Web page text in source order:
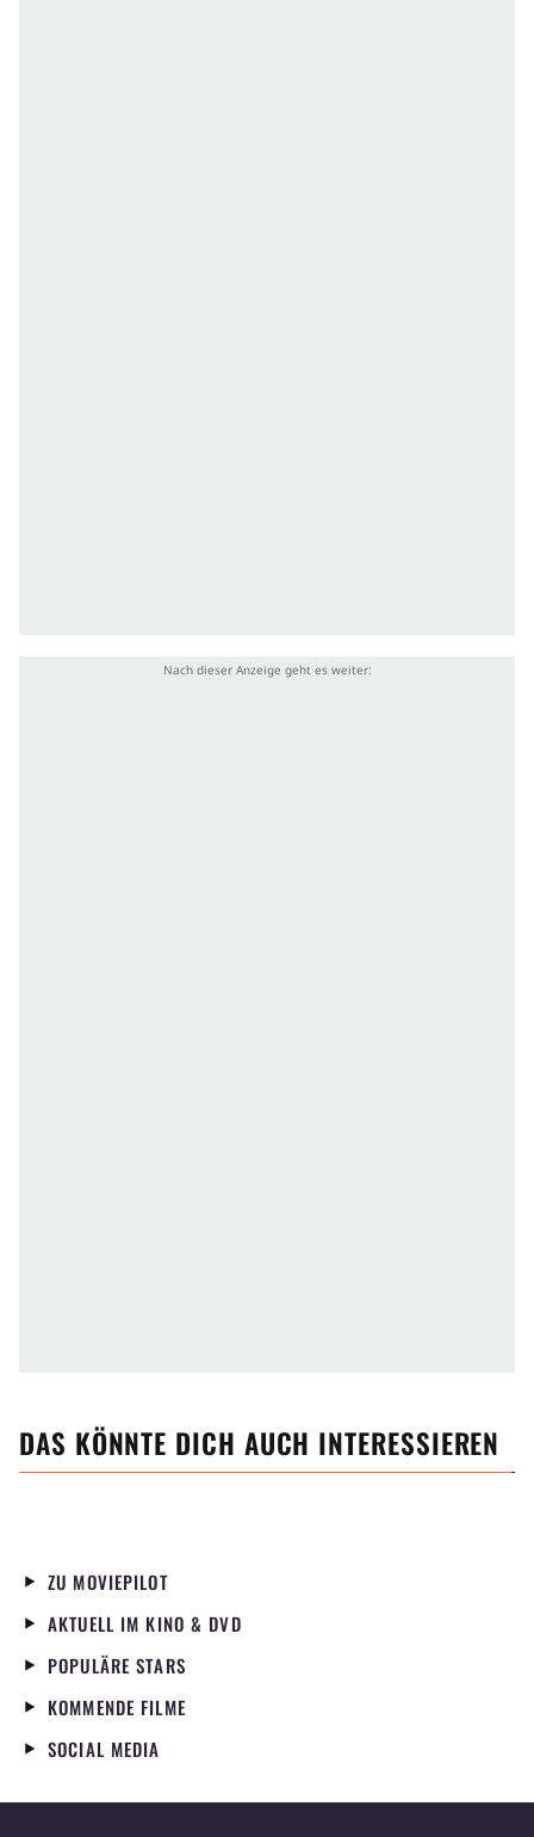
DAS KÖNNTE DICH AUCH INTERESSIEREN
ZU MOVIEPILOT
AKTUELL IM KINO & DVD
POPULÄRE STARS
KOMMENDE FILME
SOCIAL MEDIA